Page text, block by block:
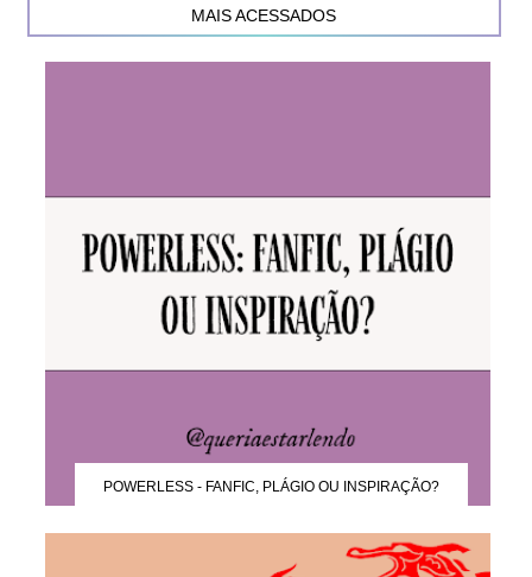
MAIS ACESSADOS
POWERLESS - FANFIC, PLÁGIO OU INSPIRAÇÃO?